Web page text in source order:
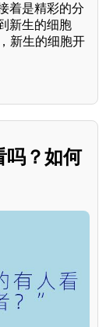
着是精彩的分
新生的细胞
新生的细胞开
吗？如何